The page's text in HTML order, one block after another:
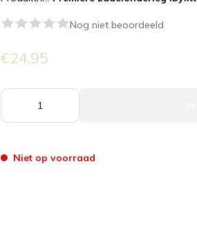
Nog niet beoordeeld
€24,95
Niet op voorraad